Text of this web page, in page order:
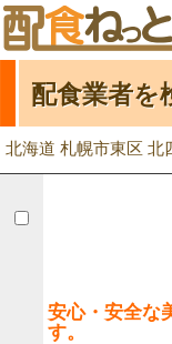
配食業者を
北海道 札幌市東区 北
安心・安全な
す。